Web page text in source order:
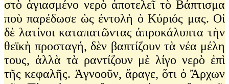
στὸ ἁγιασμένο νερὸ ἀποτελεῖ τὸ Βάπτισμα
ποὺ παρέδωσε ὡς ἐντολὴ ὁ Κύριός μας. Οἱ
δὲ λατίνοι καταπατῶντας ἀπροκάλυπτα τὴν
θεϊκὴ προσταγή, δὲν βαπτίζουν τὰ νέα μέλη
τους, ἀλλὰ τὰ ραντίζουν μὲ λίγο νερὸ ἐπὶ
τῆς κεφαλῆς. Ἀγνοοῦν, ἄραγε, ὅτι ὁ Ἄρχων